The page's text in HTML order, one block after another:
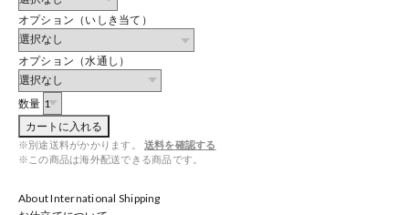
オプション（いしき当て）
オプション（水通し）
数量
カートに入れる
※別途送料がかかります。
送料を確認する
※この商品は海外配送できる商品です。
About International Shipping